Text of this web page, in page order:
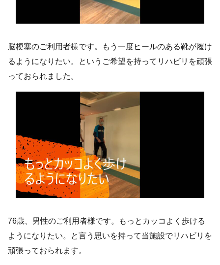
脳梗塞のご利用者様です。もう一度ヒールのある靴が履け
るようになりたい。というご希望を持ってリハビリを頑張
っておられました。
76歳、男性のご利用者様です。もっとカッコよく歩ける
ようになりたい。と言う思いを持って当施設でリハビリを
頑張っておられます。